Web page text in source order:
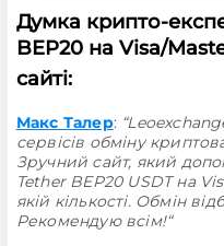
Думка крипто-
BEP20 на Visa/
сайті:
Макс Талер:
сервісів обміну
Зручний сайт, який
Tether BEP20 USDT на
якій кількості. Обмін
Рекомендую всім!“